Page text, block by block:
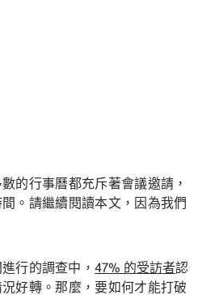
的行事曆都充斥著會議邀請，
。請繼續閱讀本文，因為我們
行的調查中，47% 的受訪者認
好轉。那麼，要如何才能打破